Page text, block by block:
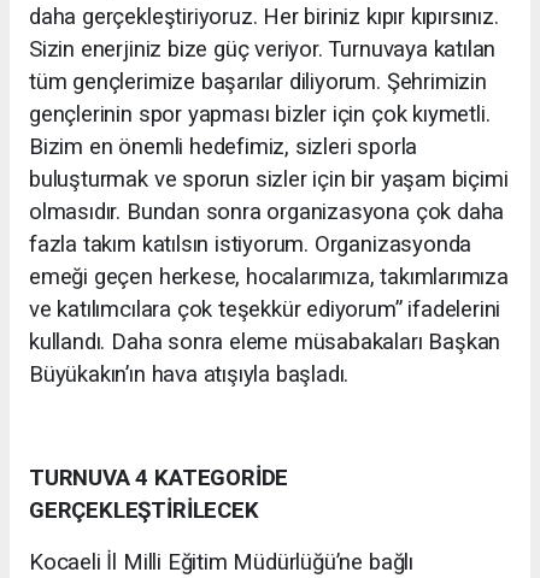
daha gerçekleştiriyoruz. Her biriniz kıpır kıpırsınız.
Sizin enerjiniz bize güç veriyor. Turnuvaya katılan
tüm gençlerimize başarılar diliyorum. Şehrimizin
gençlerinin spor yapması bizler için çok kıymetli.
Bizim en önemli hedefimiz, sizleri sporla
buluşturmak ve sporun sizler için bir yaşam biçimi
olmasıdır. Bundan sonra organizasyona çok daha
fazla takım katılsın istiyorum. Organizasyonda
emeği geçen herkese, hocalarımıza, takımlarımıza
ve katılımcılara çok teşekkür ediyorum” ifadelerini
kullandı. Daha sonra eleme müsabakaları Başkan
Büyükakın’ın hava atışıyla başladı.
TURNUVA 4 KATEGORİDE
GERÇEKLEŞTİRİLECEK
Kocaeli İl Milli Eğitim Müdürlüğü’ne bağlı